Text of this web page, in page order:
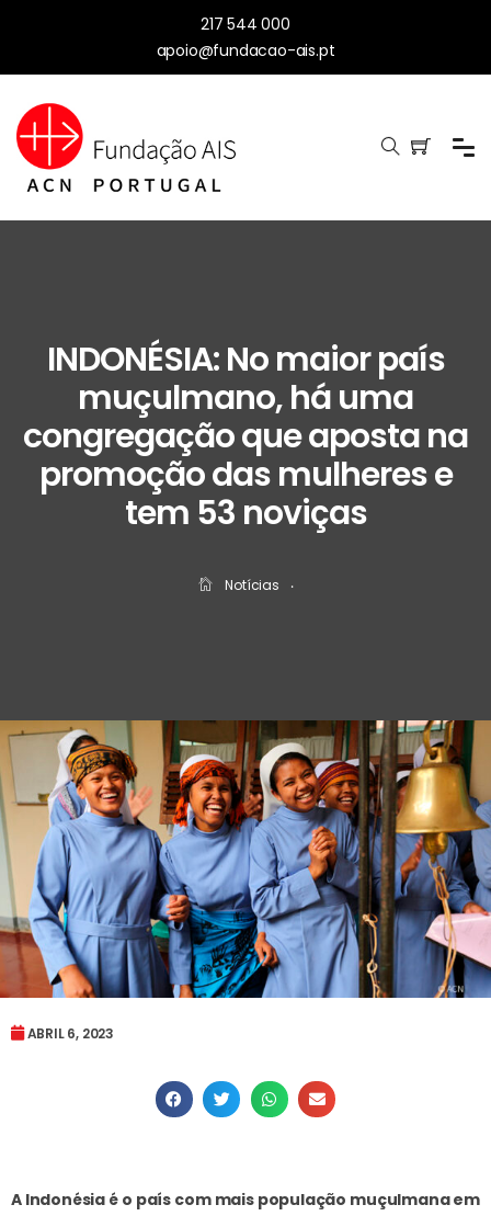
217 544 000
apoio@fundacao-ais.pt
INDONÉSIA: No maior país
muçulmano, há uma
congregação que aposta na
promoção das mulheres e
tem 53 noviças
Notícias ‧
ABRIL 6, 2023
A Indonésia é o país com mais população muçulmana em